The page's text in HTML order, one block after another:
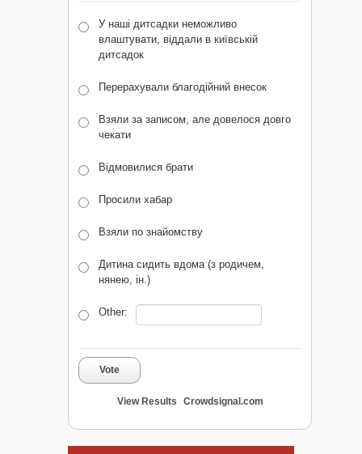
У наші дитсадки неможливо
влаштувати, віддали в київській
дитсадок
Перерахували благодійний внесок
Взяли за записом, але довелося довго
чекати
Відмовилися брати
Просили хабар
Взяли по знайомству
Дитина сидить вдома (з родичем,
нянею, ін.)
Other:
Vote
View Results Crowdsignal.com